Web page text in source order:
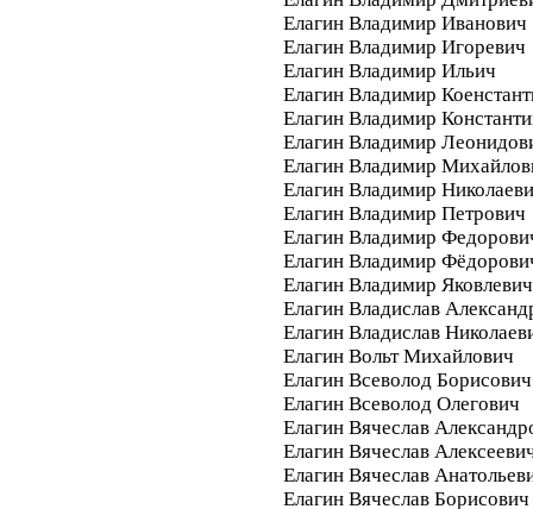
Елагин Владимир Иванович
Елагин Владимир Игоревич
Елагин Владимир Ильич
Елагин Владимир
Елагин Владимир
Елагин Владимир
Елагин Владимир
Елагин Владимир
Елагин Владимир Петрович
Елагин Владимир
Елагин Владимир
Елагин Владимир Яковлевич
Елагин Владислав
Елагин Владислав
Елагин Вольт Михайлович
Елагин Всеволод Борисович
Елагин Всеволод Олегович
Елагин Вячеслав
Елагин Вячеслав
Елагин Вячеслав
Елагин Вячеслав Борисович